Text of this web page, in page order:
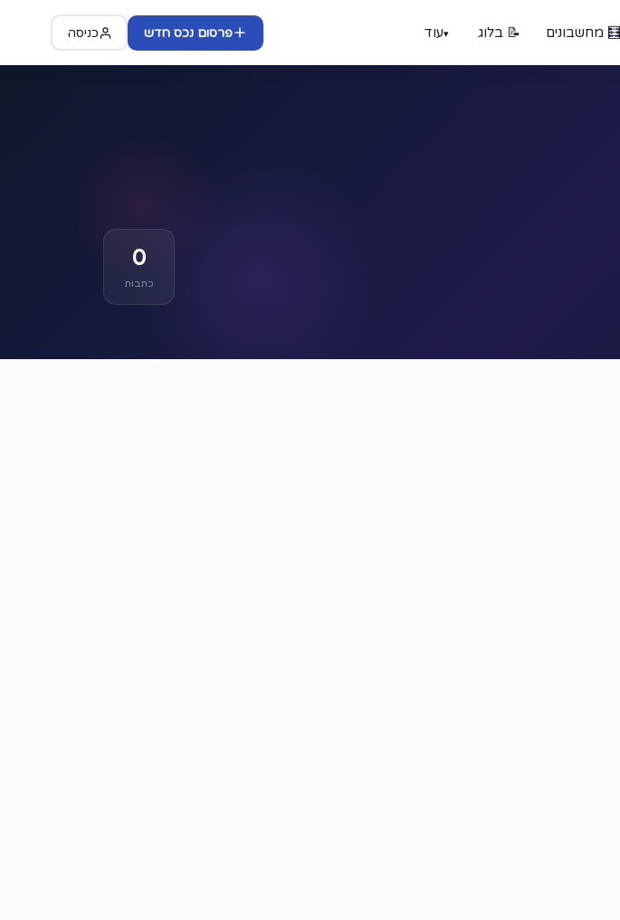
🧮 מחשבונים 📝 בלוג עוד פרסום נכס חדש כניסה
0
כתבות